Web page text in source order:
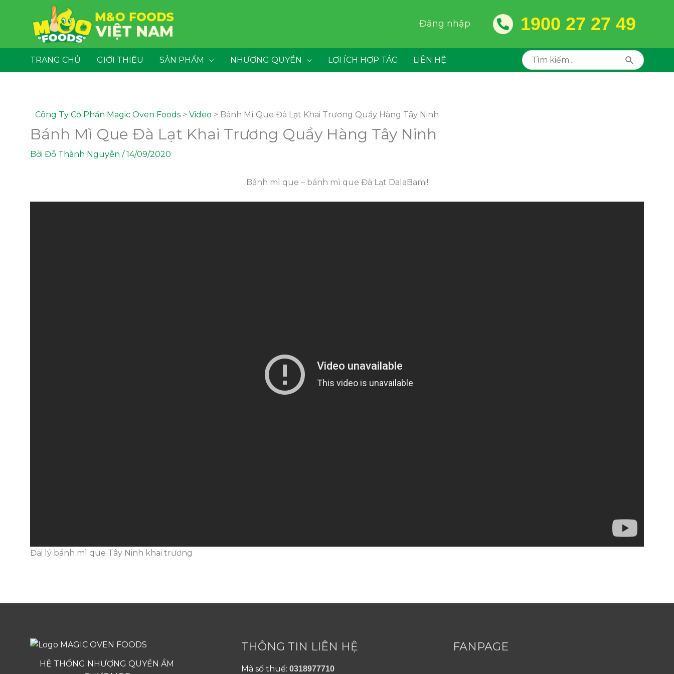
Đăng nhập 1900 27 27 49
TRANG CHỦ GIỚI THIỆU SẢN PHẨM NHƯỢNG QUYỀN LỢI ÍCH HỢP TÁC LIÊN HỆ
Search
for:
Công Ty Cổ Phần Magic Oven Foods > Video > Bánh Mì Que Đà Lạt Khai Trương Quầy Hàng Tây Ninh
Bánh Mì Que Đà Lạt Khai Trương Quầy Hàng Tây Ninh
Bởi Đỗ Thành Nguyên /14/09/2020
Bánh mì que – bánh mì que Đà Lạt DalaBami!
Đại lý bánh mì que Tây Ninh khai trương
HỆ THỐNG NHƯỢNG QUYỀN ẨM
THÔNG TIN LIÊN HỆ
Mã số thuế:0318977710
FANPAGE